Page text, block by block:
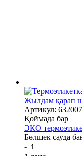
Жылдам қарап
Артикул: 632007
Қоймада бар
ЭКО
Бөлшек сауда
-